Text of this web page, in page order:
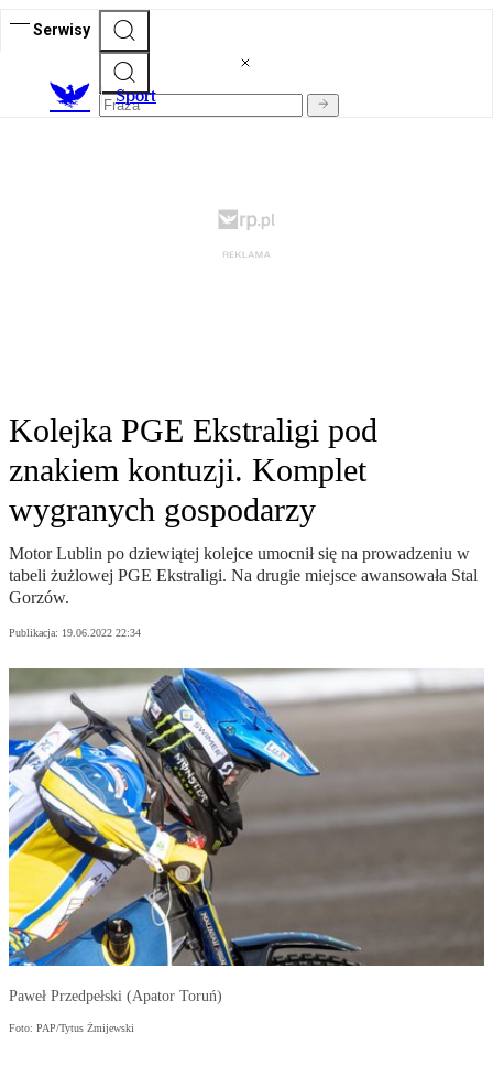
Serwisy
Sport
Kolejka PGE Ekstraligi pod
znakiem kontuzji. Komplet
wygranych gospodarzy
Motor Lublin po dziewiątej kolejce umocnił się na prowadzeniu w
tabeli żużlowej PGE Ekstraligi. Na drugie miejsce awansowała Stal
Gorzów.
Publikacja: 19.06.2022 22:34
Paweł Przedpełski (Apator Toruń)
Foto: PAP/Tytus Żmijewski